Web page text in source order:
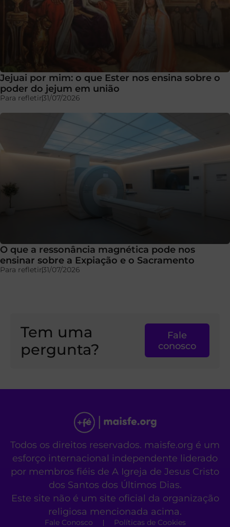
Jejuai por mim: o que Ester nos ensina sobre o
poder do jejum em união
Para refletir31/07/2026
O que a ressonância magnética pode nos
ensinar sobre a Expiação e o Sacramento
Para refletir31/07/2026
Tem uma
pergunta?
Fale
conosco
Todos os direitos reservados. maisfe.org é um
esforço internacional independente liderado
por membros fiéis de A Igreja de Jesus Cristo
dos Santos dos Últimos Dias.
Este site não é um site oficial da organização
religiosa mencionada acima.
Fale Conosco Políticas de Cookies